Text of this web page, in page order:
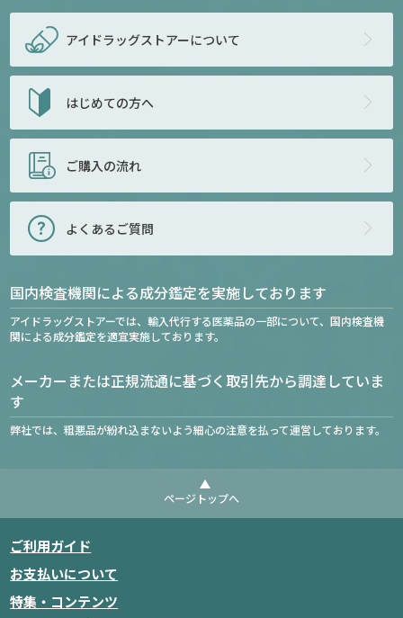
アイドラッグストアーについて
はじめての方へ
ご購入の流れ
よくあるご質問
国内検査機関による成分鑑定を実施しております
アイドラッグストアーでは、輸入代行する医薬品の一部について、国内検査機
関による成分鑑定を適宜実施しております。
メーカーまたは正規流通に基づく取引先から調達していま
す
弊社では、粗悪品が紛れ込まないよう細心の注意を払って運営しております。
ページトップへ
ご利用ガイド
お支払いについて
特集・コンテンツ